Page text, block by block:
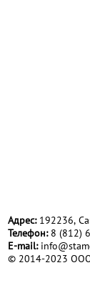
Адрес:192236,
Телефон:8 (812)
Е-mail:
© 2014-2023